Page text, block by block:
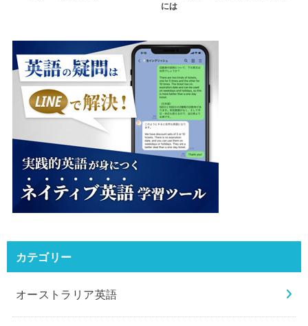
には
カテゴリー
オーストラリア英語